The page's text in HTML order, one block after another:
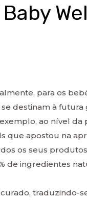
para os
destinam à futura
ao nível da
que apostou na
os seus
de ingredientes
traduzindo-